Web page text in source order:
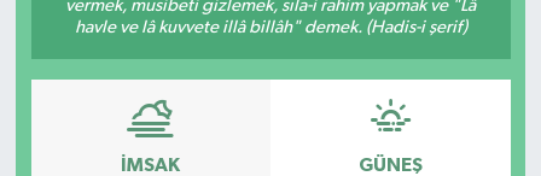
vermek, musibeti gizlemek, sıla-i rahim yapmak ve "Lâ
havle ve lâ kuvvete illâ billâh" demek. (Hadis-i şerif)
İMSAK GÜNEŞ